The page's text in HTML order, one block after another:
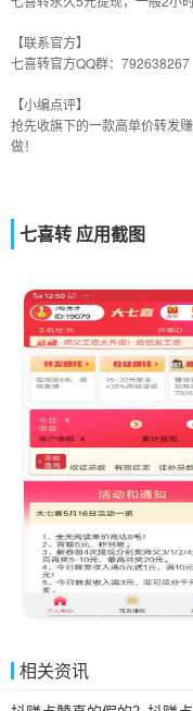
【联系官方】
七喜转官方QQ群：792638267
【小编点评】
抢先收旗下的一款高单价转发
做！
七喜转 应用截图
相关资讯